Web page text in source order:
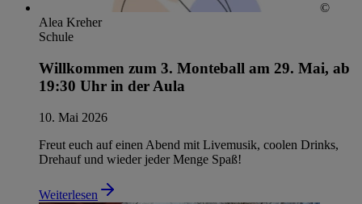
©
Alea Kreher
Schule
Willkommen zum 3. Monteball am 29. Mai, ab
19:30 Uhr in der Aula
10. Mai 2026
Freut euch auf einen Abend mit Livemusik, coolen Drinks,
Drehauf und wieder jeder Menge Spaß!
Weiterlesen